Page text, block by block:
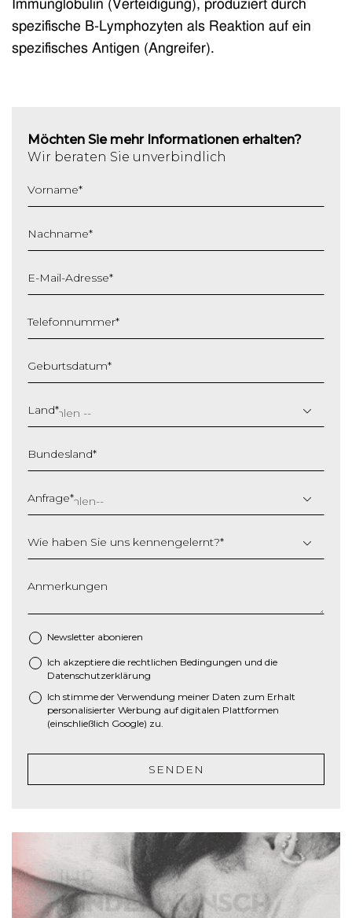
Immunglobulin (Verteidigung), produziert durch
spezifische B-Lymphozyten als Reaktion auf ein
spezifisches Antigen (Angreifer).
Möchten Sie mehr Informationen erhalten?
Wir beraten Sie unverbindlich
Vorname*
Nachname*
E-Mail-Adresse*
Telefonnummer*
Geburtsdatum*
T
S
h
ä
g
t
r
i
h
M
S
h
g
t
J
J
J
Land*
Bundesland*
Anfrage*
Wie haben Sie uns kennengelernt?*
Anmerkungen
Newsletter abonieren
* Ich akzeptiere die rechtlichen Bedingungen und die
Datenschutzerklärung
Ich stimme der Verwendung meiner Daten zum Erhalt
personalisierter Werbung auf digitalen Plattformen
(einschließlich Google) zu.
SENDEN